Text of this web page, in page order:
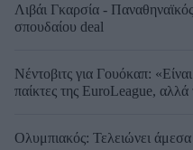
Λιβάι Γκαρσία -
σπουδαίου deal
Νέντοβιτς για Γουόκαπ:
παίκτες της EuroLeague, αλλά
Ολυμπιακός: Τελειώνει